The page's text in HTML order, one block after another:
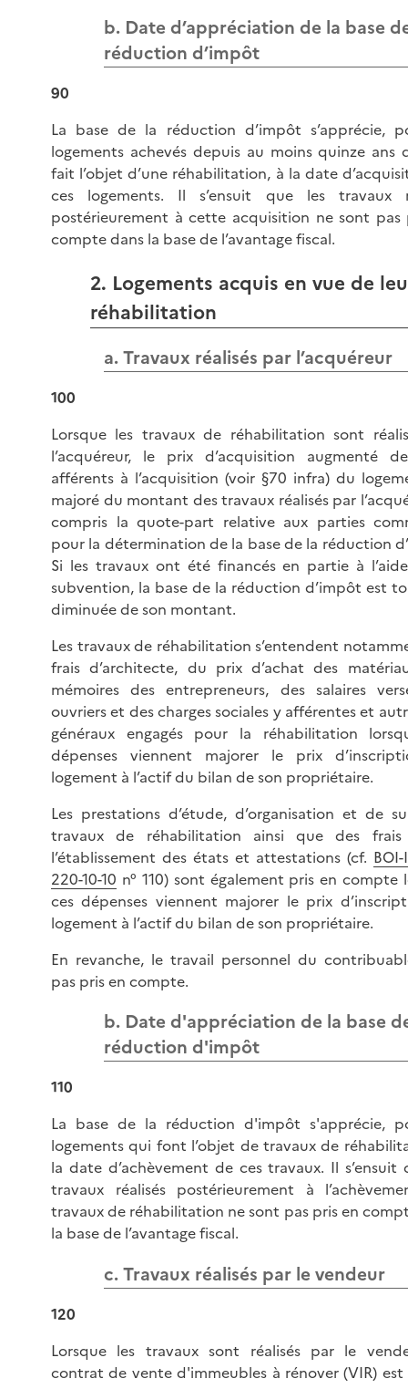
b. Date d’appréciation de la base
réduction d’impôt
90
La base de la réduction d’impôt s’apprécie,
logements achevés depuis au moins quinze ans
fait l’objet d’une réhabilitation, à la date
ces logements. Il s’ensuit que les travaux
postérieurement à cette acquisition ne sont pas
compte dans la base de l’avantage fiscal.
2. Logements acquis en vue de
réhabilitation
a. Travaux réalisés par l’acquéreur
100
Lorsque les travaux de réhabilitation sont
l’acquéreur, le prix d’acquisition augmenté
afférents à l’acquisition (voir §70 infra) du
majoré du montant des travaux réalisés par
compris la quote-part relative aux parties
pour la détermination de la base de la réduction
Si les travaux ont été financés en partie à
subvention, la base de la réduction d’impôt est
diminuée de son montant.
Les travaux de réhabilitation s’entendent
frais d’architecte, du prix d’achat des
mémoires des entrepreneurs, des salaires
ouvriers et des charges sociales y afférentes et
généraux engagés pour la réhabilitation
dépenses viennent majorer le prix
logement à l’actif du bilan de son propriétaire.
Les prestations d’étude, d’organisation et de
travaux de réhabilitation ainsi que des
l’établissement des états et attestations (cf. BOI-
220-10-10 n° 110) sont également pris en compte
ces dépenses viennent majorer le prix
logement à l’actif du bilan de son propriétaire.
En revanche, le travail personnel du
pas pris en compte.
b. Date d'appréciation de la base
réduction d'impôt
110
La base de la réduction d'impôt s'apprécie,
logements qui font l’objet de travaux de
la date d’achèvement de ces travaux. Il s’ensuit
travaux réalisés postérieurement à
travaux de réhabilitation ne sont pas pris en
la base de l’avantage fiscal.
c. Travaux réalisés par le vendeur
120
Lorsque les travaux sont réalisés par le
contrat de vente d'immeubles à rénover (VIR)